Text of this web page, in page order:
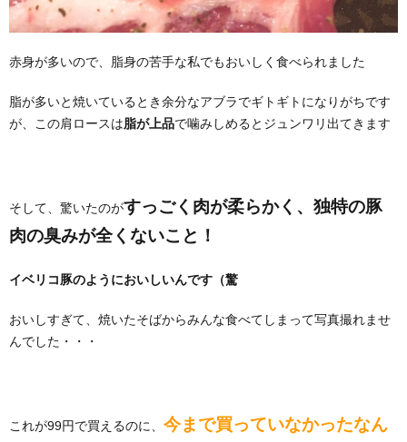
赤身が多いので、脂身の苦手な私でもおいしく食べられました
脂が多いと焼いているとき余分なアブラでギトギトになりがちです
が、この肩ロースは脂が上品で噛みしめるとジュンワリ出てきます
そして、驚いたのがすっごく肉が柔らかく、独特の豚
肉の臭みが全くないこと！
イベリコ豚のようにおいしいんです（驚
おいしすぎて、焼いたそばからみんな食べてしまって写真撮れませ
んでした・・・
これが99円で買えるのに、 今まで買っていなかったなん